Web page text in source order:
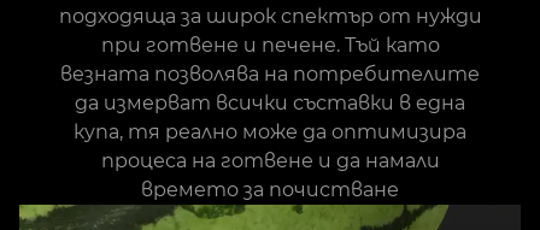
подходяща за широк спектър от нужди
при готвене и печене. Тъй като
везната позволява на потребителите
да измерват всички съставки в една
купа, тя реално може да оптимизира
процеса на готвене и да намали
времето за почистване